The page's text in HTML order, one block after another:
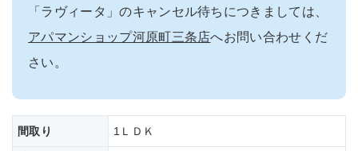
「ラヴィータ」のキャンセル待ちにつきましては、
アパマンショップ河原町三条店へお問い合わせくだ
さい。
間取り 1ＬＤＫ